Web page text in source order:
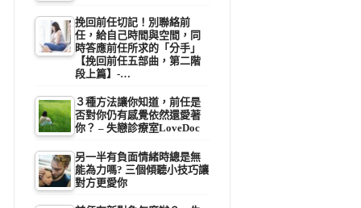
挽回前任切記！別聯絡前
任，給自己時間與空間，同
時答應前任所求的「分手」
【挽回前任五部曲，第二階
段上篇】-…
３種方法讓你知道，前任是
否對你仍有感覺依然還愛著
你？ – 失戀診療室LoveDoc
另一半有負面情緒時總是無
能為力嗎? 三個傾聽小技巧讓
對方更愛你